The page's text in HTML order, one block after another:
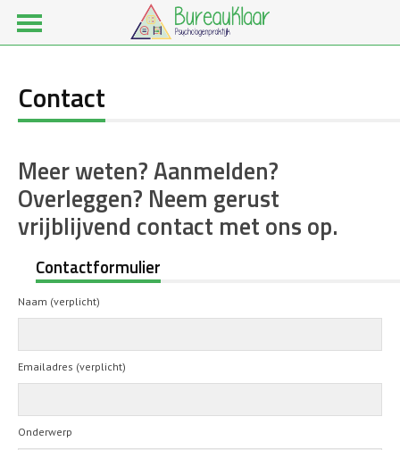
Contact
Meer weten? Aanmelden?
Overleggen? Neem gerust
vrijblijvend contact met ons op.
Contactformulier
Naam (verplicht)
Emailadres (verplicht)
Onderwerp